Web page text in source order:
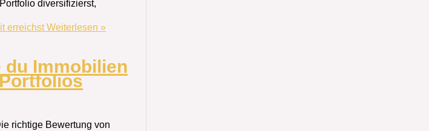
diversifizierst,
erreichstWeiterlesen »
Immobilien
richtige Bewertung von